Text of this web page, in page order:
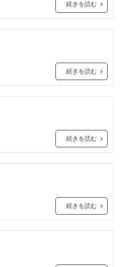
続きを読む
続きを読む
続きを読む
続きを読む